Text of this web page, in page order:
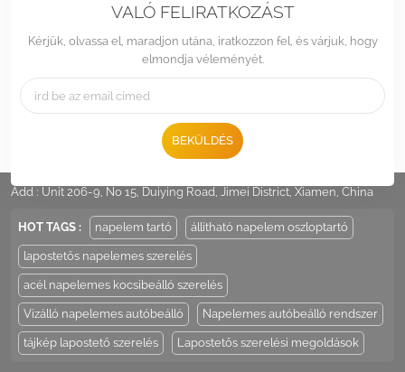
VALÓ FELIRATKOZÁST
Kérjük, olvassa el, maradjon utána, iratkozzon fel, és várjuk, hogy
elmondja véleményét.
BEKÜLDÉS
Add : Unit 206-9, No 15, Duiying Road, Jimei District, Xiamen, China
HOT TAGS : napelem tartó állítható napelem oszloptartó
lapostetős napelemes szerelés
acél napelemes kocsibeálló szerelés
Vízálló napelemes autóbeálló Napelemes autóbeálló rendszer
tájkép lapostető szerelés Lapostetős szerelési megoldások